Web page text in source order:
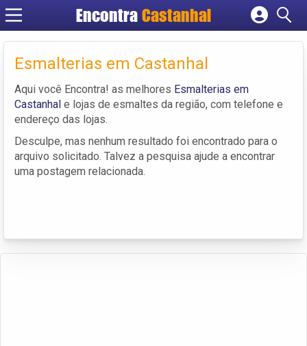
EncontraCastanhal
Cadastrar empresa
Criar conta
Esmalterias em Castanhal
Aqui você Encontra! as melhores Esmalterias em
Castanhal e lojas de esmaltes da região, com telefone e
endereço das lojas.
Desculpe, mas nenhum resultado foi encontrado para o
arquivo solicitado. Talvez a pesquisa ajude a encontrar
uma postagem relacionada.